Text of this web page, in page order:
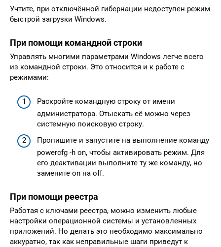
Учтите, при отключённой гибернации недоступен режим
быстрой загрузки Windows.
При помощи командной строки
Управлять многими параметрами Windows легче всего
из командной строки. Это относится и к работе с
режимами:
Раскройте командную строку от имени
администратора. Отыскать её можно через
системную поисковую строку.
Пропишите и запустите на выполнение команду
powercfg -h on, чтобы активировать режим. Для
его деактивации выполните ту же команду, но
замените on на off.
При помощи реестра
Работая с ключами реестра, можно изменить любые
настройки операционной системы и установленных
приложений. Но делать это необходимо максимально
аккуратно, так как неправильные шаги приведут к